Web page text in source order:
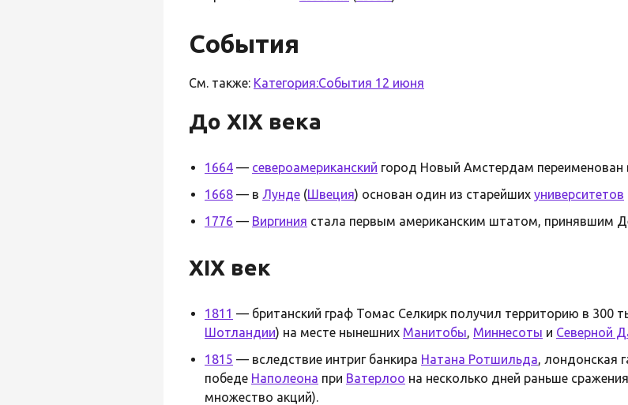
События
См. также: Категория:События 12 июня
До XIX века
1664 — североамериканский город Новый Амстердам переименован
1668 — в Лунде (Швеция) основан один из старейших университетов
1776 — Виргиния стала первым американским штатом, принявшим
XIX век
1811 — британский граф Томас Селкирк получил территорию в 300
Шотландии) на месте нынешних Манитобы, Миннесоты и Северной
1815 — вследствие интриг банкира Натана Ротшильда, лондонская
победе Наполеона при Ватерлоо на несколько дней раньше
множество акций).